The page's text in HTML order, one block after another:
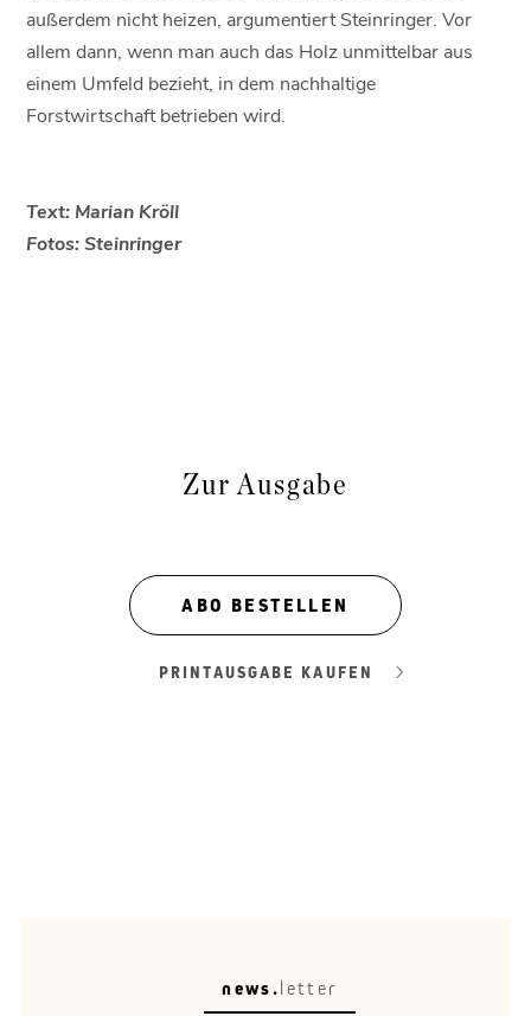
außerdem nicht heizen, argumentiert Steinringer. Vor
allem dann, wenn man auch das Holz unmittelbar aus
einem Umfeld bezieht, in dem nachhaltige
Forstwirtschaft betrieben wird.
Text: Marian Kröll
Fotos: Steinringer
Zur Ausgabe
ABO BESTELLEN
PRINTAUSGABE KAUFEN
news.letter